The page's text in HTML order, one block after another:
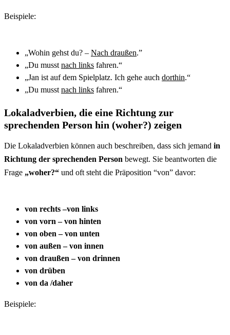
Beispiele:
„Wohin gehst du? – Nach draußen.”
„Du musst nach links fahren.“
„Jan ist auf dem Spielplatz. Ich gehe auch dorthin.“
„Du musst nach links fahren.“
Lokaladverbien, die eine Richtung zur
sprechenden Person hin (woher?) zeigen
Die Lokaladverbien können auch beschreiben, dass sich jemand in
Richtung der sprechenden Person bewegt. Sie beantworten die
Frage „woher?“ und oft steht die Präposition “von” davor:
von rechts –von links
von vorn – von hinten
von oben – von unten
von außen – von innen
von draußen – von drinnen
von drüben
von da /daher
Beispiele: